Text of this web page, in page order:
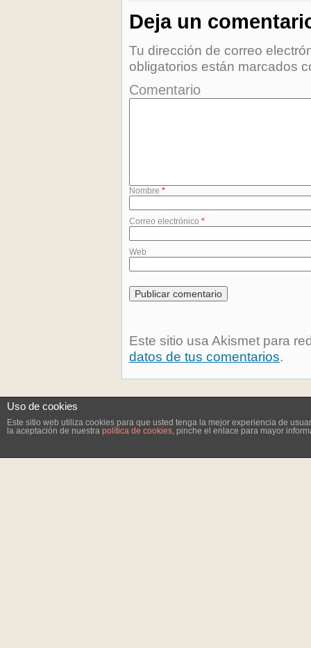
Deja un
Tu dirección de correo
obligatorios están marcados
Comentario
Nombre *
Correo electrónico *
Web
Este sitio usa Akismet para
datos de tus comentarios.
Uso de cookies
Este sitio web utiliza cookies para que usted tenga la mejor experiencia de
la aceptación de nuestra política de cookies, pinche el enlace para mayor